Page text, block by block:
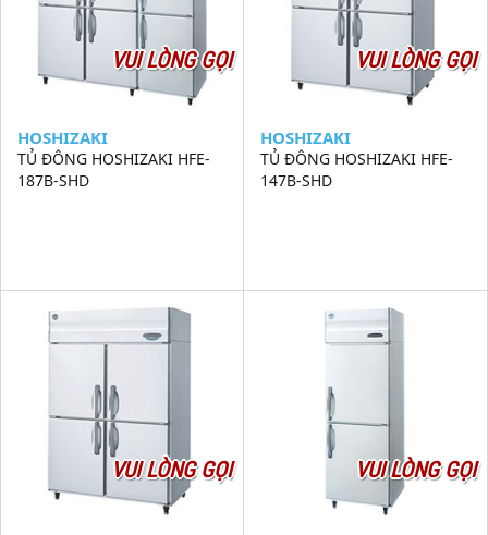
VUI LÒNG GỌI
HOSHIZAKI
TỦ ĐÔNG HOSHIZAKI HFE-
187B-SHD
VUI LÒNG GỌI
HOSHIZAKI
TỦ ĐÔNG HOSHIZAKI HFE-
147B-SHD
VUI LÒNG GỌI VUI LÒNG GỌI